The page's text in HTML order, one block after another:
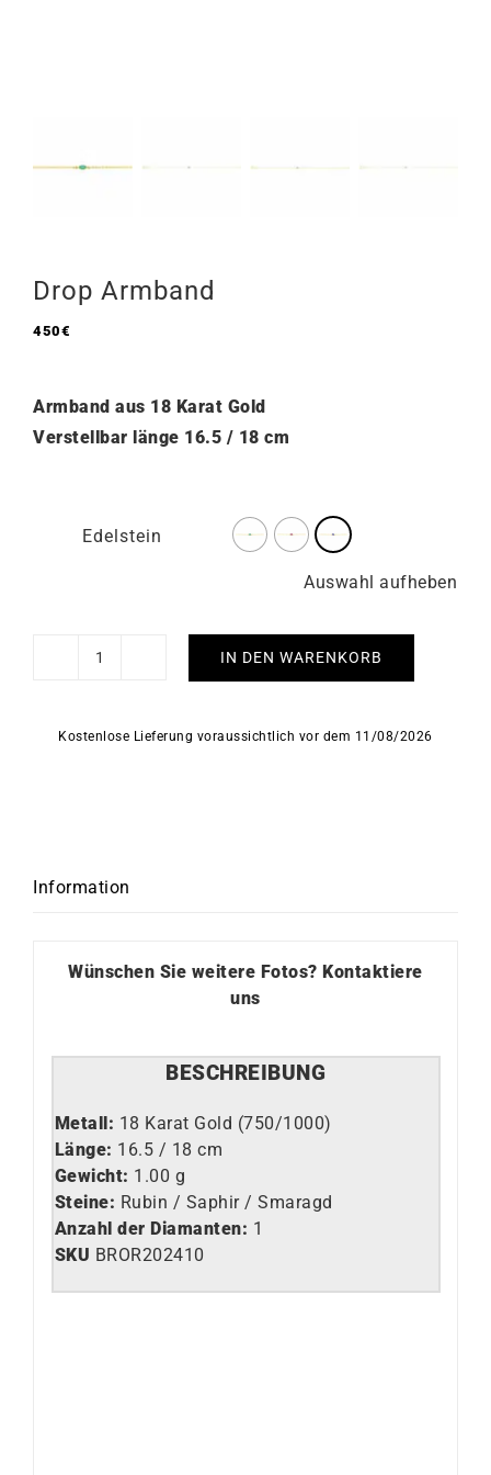
Drop Armband
450€
Armband aus 18 Karat Gold
Verstellbar länge 16.5 / 18 cm
Edelstein
Auswahl aufheben
Drop
IN DEN WARENKORB
Kostenlose Lieferung voraussichtlich vor dem 11/08/2026
Information
Wünschen Sie weitere Fotos?Kontaktiere
uns
BESCHREIBUNG
Metall: 18 Karat Gold (750/1000)
Länge: 16.5 / 18 cm
Gewicht: 1.00 g
Steine: Rubin / Saphir / Smaragd
Anzahl der Diamanten: 1
SKU BROR202410